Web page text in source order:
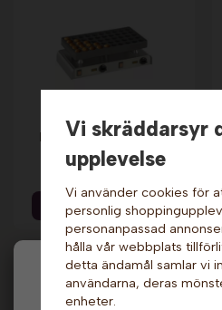
Hej och välkommen
Pannkaksjärn - Picco
Poff. Neumärker
15 399 kr
Info & Köp
Vi skräddarsyr
upplevelse
Vi använder cookies för
personlig
personanpassad
hålla vår webbplats
detta ändamål samlar vi
användarna, deras
enheter.